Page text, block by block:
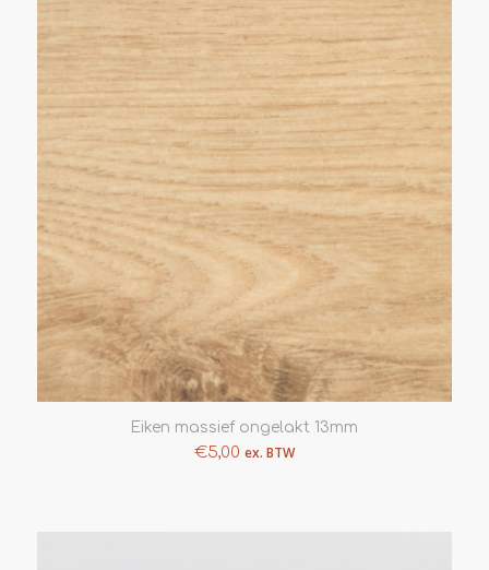
Eiken massief ongelakt 13mm
€5,00 ex. BTW